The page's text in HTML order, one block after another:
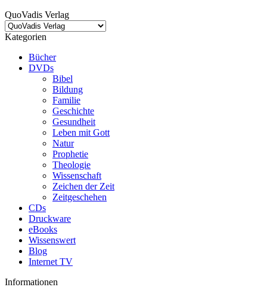
QuoVadis Verlag
Kategorien
Bücher
DVDs
Bibel
Bildung
Familie
Geschichte
Gesundheit
Leben mit Gott
Natur
Prophetie
Theologie
Wissenschaft
Zeichen der Zeit
Zeitgeschehen
CDs
Druckware
eBooks
Wissenswert
Blog
Internet TV
Informationen